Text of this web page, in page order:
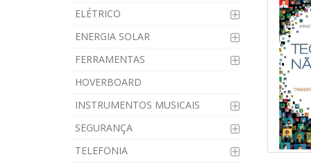
ELÉTRICO
ENERGIA SOLAR
FERRAMENTAS
HOVERBOARD
INSTRUMENTOS MUSICAIS
SEGURANÇA
TELEFONIA